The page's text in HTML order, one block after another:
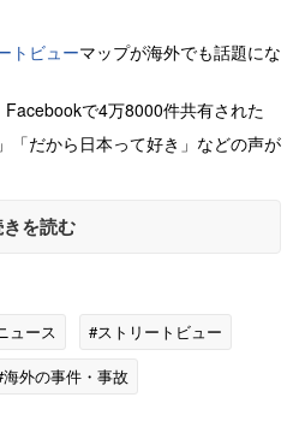
トビューマップが海外でも話題にな
で4万8000件共有された
「だから日本って好き」などの声が
を読む
ュース
#ストリートビュー
海外の事件・事故